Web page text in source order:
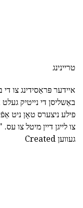
טריינינג
איידער פּראַסידינג צו
באַשליסן די נייטיק
פילע ניצערס טאָן ניט
צו לייגן דיין מיטל צו
געווען Created